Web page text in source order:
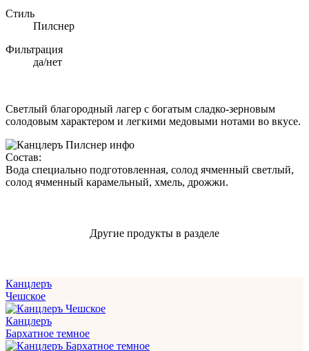
Стиль
Пилснер
Фильтрация
да/нет
Светлый благородный лагер с богатым сладко-зерновым
солодовым характером и легкими медовыми нотами во вкусе.
Состав:
Вода специально подготовленная, солод ячменный светлый,
солод ячменный карамельный, хмель, дрожжи.
Другие продукты в разделе
Канцлеръ
Чешское
Канцлеръ
Бархатное темное